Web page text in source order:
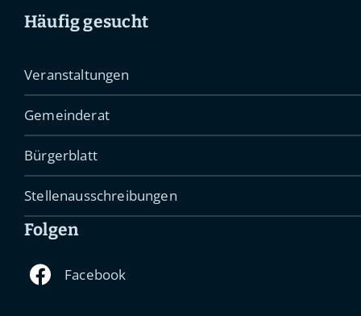
Häufig gesucht
Veranstaltungen
Gemeinderat
Bürgerblatt
Stellenausschreibungen
Folgen